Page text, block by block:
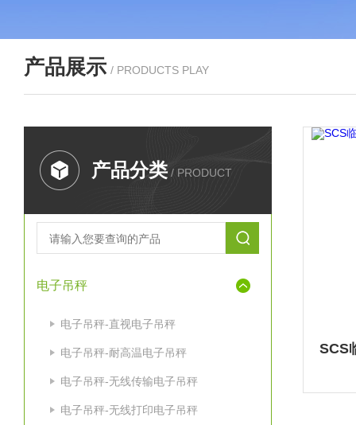
产品展示 / PRODUCTS PLAY
产品分类 / PRODUCT
电子吊秤
电子吊秤-直视电子吊秤
电子吊秤-耐高温电子吊秤
电子吊秤-无线传输电子吊秤
电子吊秤-无线打印电子吊秤